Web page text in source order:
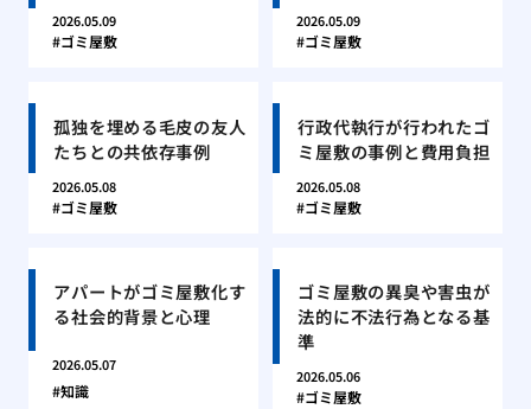
2026.05.09
ゴミ屋敷
2026.05.09
ゴミ屋敷
孤独を埋める毛皮の友人
たちとの共依存事例
2026.05.08
ゴミ屋敷
行政代執行が行われたゴ
ミ屋敷の事例と費用負担
2026.05.08
ゴミ屋敷
アパートがゴミ屋敷化す
る社会的背景と心理
2026.05.07
知識
ゴミ屋敷の異臭や害虫が
法的に不法行為となる基
準
2026.05.06
ゴミ屋敷